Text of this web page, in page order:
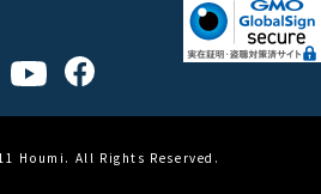
Houmi. All Rights Reserved.